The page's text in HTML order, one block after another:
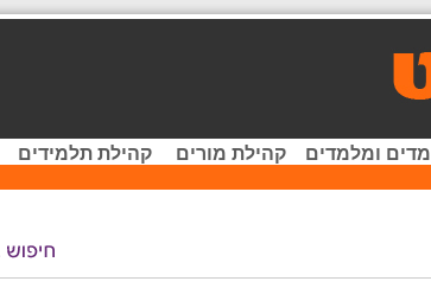
ומלמדים קהילת מורים קהילת תלמידים